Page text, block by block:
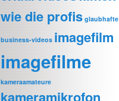
wie die profis glaubhafte
business-videos imagefilm
imagefilme
kameraamateure
kameramikrofon